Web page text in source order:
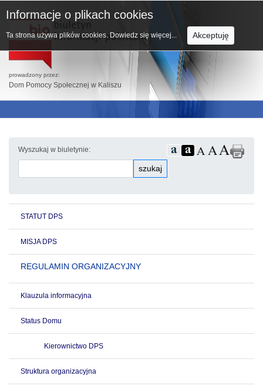
prowadzony przez:
Dom Pomocy Społecznej w Kaliszu
Wyszukaj w biuletynie:
szukaj
STATUT DPS
MISJA DPS
REGULAMIN ORGANIZACYJNY
Klauzula informacyjna
Status Domu
Kierownictwo DPS
Struktura organizacyjna
Informacje o plikach cookies
Ta strona używa plików cookies. Dowiedz się więcej... Akceptuję